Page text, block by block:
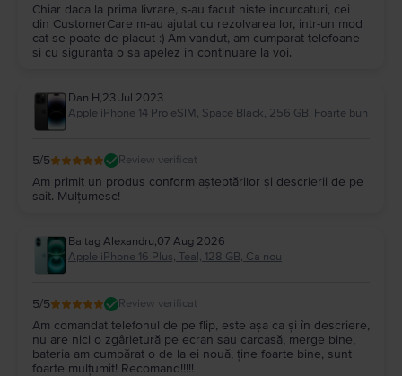
Chiar daca la prima livrare, s-au facut niste incurcaturi, cei
din CustomerCare m-au ajutat cu rezolvarea lor, intr-un mod
cat se poate de placut :) Am vandut, am cumparat telefoane
si cu siguranta o sa apelez in continuare la voi.
Dan H,23 Jul 2023
Apple iPhone 14 Pro eSIM, Space Black, 256 GB, Foarte bun
5/5 Review verificat
Am primit un produs conform așteptărilor și descrierii de pe
sait. Mulțumesc!
Baltag Alexandru,07 Aug 2026
Apple iPhone 16 Plus, Teal, 128 GB, Ca nou
5/5 Review verificat
Am comandat telefonul de pe flip, este așa ca și în descriere,
nu are nici o zgârietură pe ecran sau carcasă, merge bine,
bateria am cumpărat o de la ei nouă, ține foarte bine, sunt
foarte mulțumit! Recomand!!!!!